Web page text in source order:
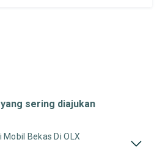
sering diajukan
Bekas Di OLX